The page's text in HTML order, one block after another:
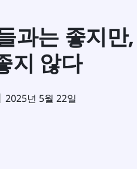
과는 좋지만
지 않다
2025년 5월 22일